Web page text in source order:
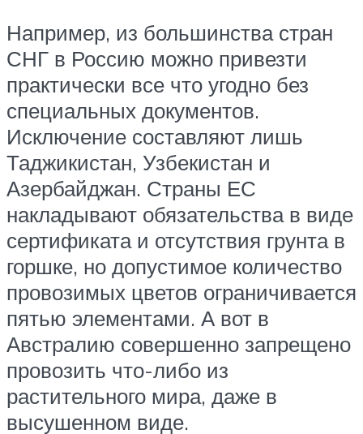
Например, из большинства стран
СНГ в Россию можно привезти
практически все что угодно без
специальных документов.
Исключение составляют лишь
Таджикистан, Узбекистан и
Азербайджан. Страны ЕС
накладывают обязательства в виде
сертификата и отсутствия грунта в
горшке, но допустимое количество
провозимых цветов ограничивается
пятью элементами. А вот в
Австралию совершенно запрещено
провозить что-либо из
растительного мира, даже в
высушенном виде.